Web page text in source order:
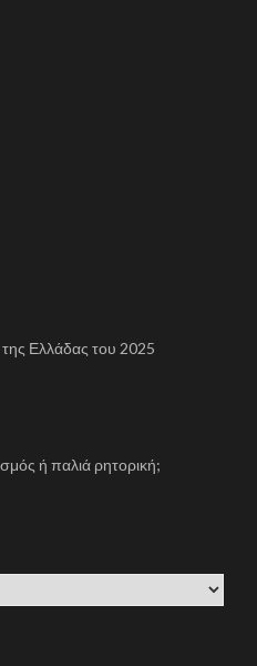
Ελλάδας του 2025
ή παλιά ρητορική;